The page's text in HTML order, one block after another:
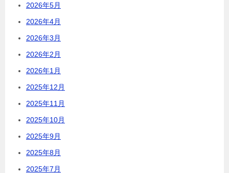
2026年5月
2026年4月
2026年3月
2026年2月
2026年1月
2025年12月
2025年11月
2025年10月
2025年9月
2025年8月
2025年7月